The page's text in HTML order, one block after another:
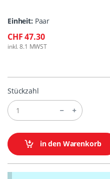
Einheit: Paar
CHF 47.30
inkl. 8.1 MWST
Stückzahl
in den Warenkorb